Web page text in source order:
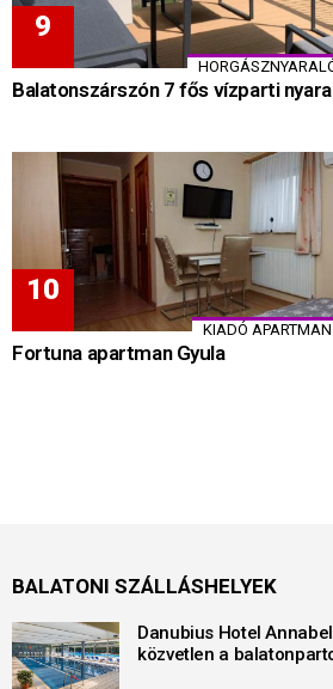
Balatonszárszón 7 fős vízparti
KIADÓ APARTMAN
Fortuna apartman Gyula
BALATONI SZÁLLÁSHELYEK
Danubius Hotel
közvetlen a